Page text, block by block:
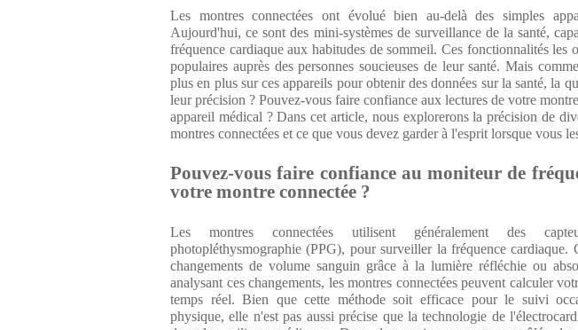
Les montres connectées ont évolué bien au-delà des simples
Aujourd'hui, ce sont des mini-systèmes de surveillance de la santé,
fréquence cardiaque aux habitudes de sommeil. Ces fonctionnalités les
populaires auprès des personnes soucieuses de leur santé. Mais
plus en plus sur ces appareils pour obtenir des données sur la santé, la
leur précision ? Pouvez-vous faire confiance aux lectures de votre
appareil médical ? Dans cet article, nous explorerons la précision de
montres connectées et ce que vous devez garder à l'esprit lorsque vous
Pouvez-vous faire confiance au moniteur de
votre montre connectée ?
Les montres connectées utilisent généralement des
photopléthysmographie (PPG), pour surveiller la fréquence cardiaque.
changements de volume sanguin grâce à la lumière réfléchie ou
analysant ces changements, les montres connectées peuvent calculer
temps réel. Bien que cette méthode soit efficace pour le suivi
physique, elle n'est pas aussi précise que la technologie de